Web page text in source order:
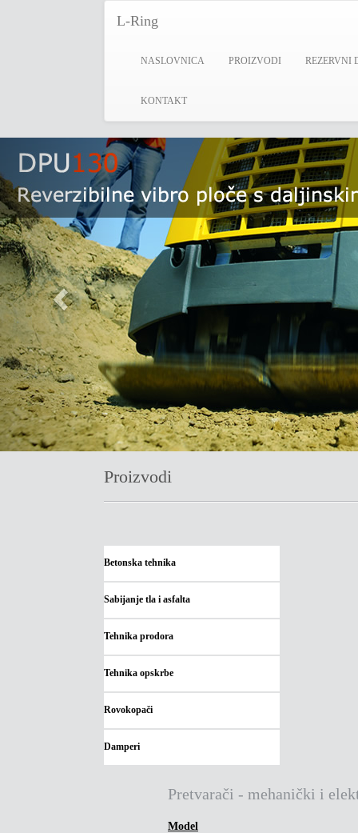
L-Ring
NASLOVNICA PROIZVODI REZERVNI
KONTAKT
Previous
Proizvodi
Betonska tehnika
Sabijanje tla i asfalta
Tehnika prodora
Tehnika opskrbe
Rovokopači
Damperi
Pretvarači - mehanički i
Model